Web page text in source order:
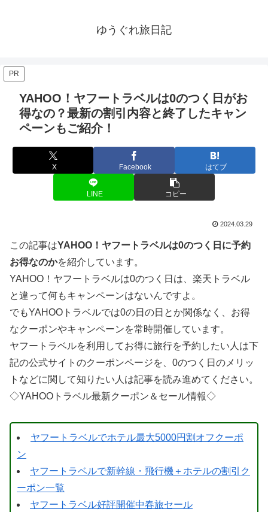
ゆうぐれ旅日記
PR
YAHOO！ヤフートラベルは0のつく日がお
得なの？最新の割引内容と終了したキャン
ペーンもご紹介！
X Facebook はてブ
LINE コピー
2024.03.29
この記事はYAHOO！ヤフートラベルは0のつく日に予約
お得なのかを紹介しています。
YAHOO！ヤフートラベルは0のつく日は、楽天トラベル
と違って何もキャンペーンはないんですよ。
でもYAHOOトラベルでは0の日の日とか関係なく、お得
なクーポンやキャンペーンを常時開催しています。
ヤフートラベルを利用してお得に旅行を予約したい人は下
記の公式サイトのクーポンページを、0のつく日のメリッ
トなどに関して知りたい人は記事を読み進めてください。
◇YAHOOトラベル最新クーポン＆セール情報◇
ヤフートラベルでホテル最大5000円割オフクーポ
ン
ヤフートラベルで新幹線・飛行機＋ホテルの割引ク
ーポン一覧
ヤフートラベル好評開催中春旅セール